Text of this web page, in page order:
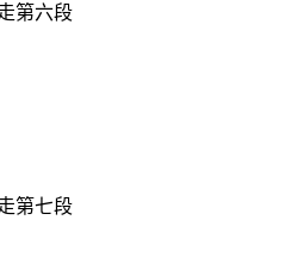
第六段
第七段